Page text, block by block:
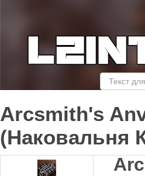
Arcsmith's
(Наковальня